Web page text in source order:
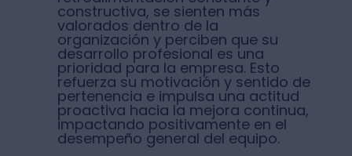
constructiva, se sienten más
valorados dentro de la
organización y perciben que su
desarrollo profesional es una
prioridad para la empresa. Esto
refuerza su motivación y sentido de
pertenencia e impulsa una actitud
proactiva hacia la mejora continua,
impactando positivamente en el
desempeño general del equipo.